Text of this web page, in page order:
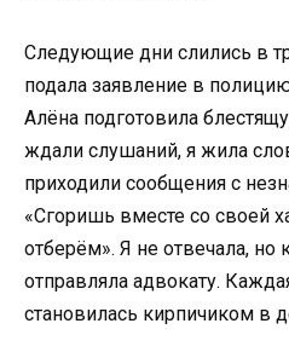
Следующие дни слились в
подала заявление в
Алёна подготовила
ждали слушаний, я жила
приходили сообщения с
«Сгоришь вместе со своей
отберём». Я не отвечала, но
отправляла адвокату.
становилась кирпичиком в